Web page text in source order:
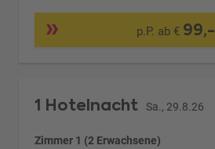
p.P. ab € 99,-
1 Hotelnacht Sa., 29.8.26
Zimmer 1 (2 Erwachsene)